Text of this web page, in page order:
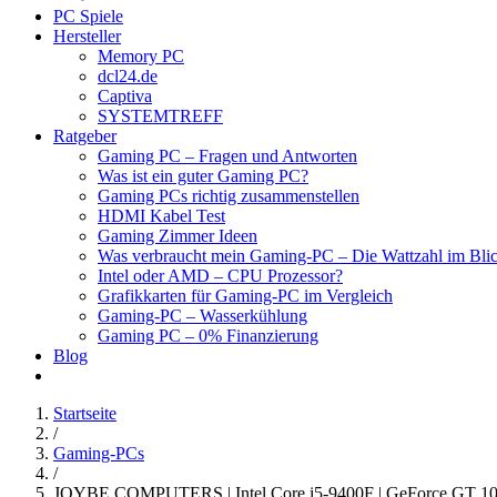
PC Spiele
Hersteller
Memory PC
dcl24.de
Captiva
SYSTEMTREFF
Ratgeber
Gaming PC – Fragen und Antworten
Was ist ein guter Gaming PC?
Gaming PCs richtig zusammenstellen
HDMI Kabel Test
Gaming Zimmer Ideen
Was verbraucht mein Gaming-PC – Die Wattzahl im
Intel oder AMD – CPU Prozessor?
Grafikkarten für Gaming-PC im Vergleich
Gaming-PC – Wasserkühlung
Gaming PC – 0% Finanzierung
Blog
Startseite
/
Gaming-PCs
/
JOYBE COMPUTERS | Intel Core i5-9400F | GeForce GT